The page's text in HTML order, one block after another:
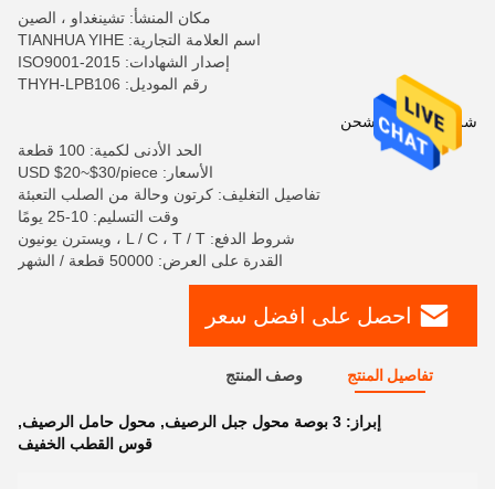
مكان المنشأ: تشينغداو ، الصين
اسم العلامة التجارية: TIANHUA YIHE
إصدار الشهادات: ISO9001-2015
رقم الموديل: THYH-LPB106
شروط الدفع والشحن
الحد الأدنى لكمية: 100 قطعة
الأسعار: USD $20~$30/piece
تفاصيل التغليف: كرتون وحالة من الصلب التعبئة
وقت التسليم: 10-25 يومًا
شروط الدفع: L / C ، T / T ، ويسترن يونيون
القدرة على العرض: 50000 قطعة / الشهر
احصل على افضل سعر
تفاصيل المنتج وصف المنتج
إبراز: 3 بوصة محول جبل الرصيف , محول حامل الرصيف,
قوس القطب الخفيف